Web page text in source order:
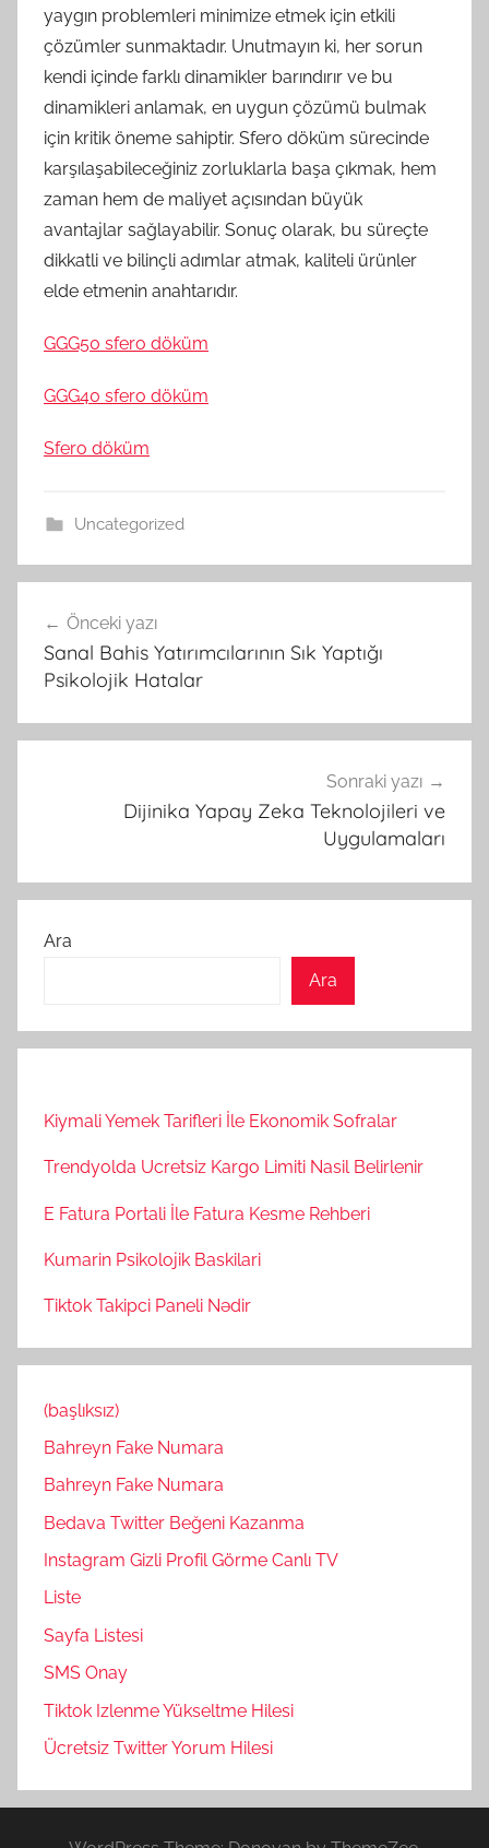
yaygın problemleri minimize etmek için etkili
çözümler sunmaktadır. Unutmayın ki, her sorun
kendi içinde farklı dinamikler barındırır ve bu
dinamikleri anlamak, en uygun çözümü bulmak
için kritik öneme sahiptir. Sfero döküm sürecinde
karşılaşabileceğiniz zorluklarla başa çıkmak, hem
zaman hem de maliyet açısından büyük
avantajlar sağlayabilir. Sonuç olarak, bu süreçte
dikkatli ve bilinçli adımlar atmak, kaliteli ürünler
elde etmenin anahtarıdır.
GGG50 sfero döküm
GGG40 sfero döküm
Sfero döküm
Uncategorized
gezinmesi
Önceki yazı
Sanal Bahis Yatırımcılarının Sık Yaptığı
Psikolojik Hatalar
Sonraki yazı
Dijinika Yapay Zeka Teknolojileri ve
Uygulamaları
Ara
Ara
Kiymali Yemek Tarifleri İle Ekonomik Sofralar
Trendyolda Ucretsiz Kargo Limiti Nasil Belirlenir
E Fatura Portali İle Fatura Kesme Rehberi
Kumarin Psikolojik Baskilari
Tiktok Takipci Paneli Nədir
(başlıksız)
Bahreyn Fake Numara
Bahreyn Fake Numara
Bedava Twitter Beğeni Kazanma
Instagram Gizli Profil Görme Canlı TV
Liste
Sayfa Listesi
SMS Onay
Tiktok Izlenme Yükseltme Hilesi
Ücretsiz Twitter Yorum Hilesi